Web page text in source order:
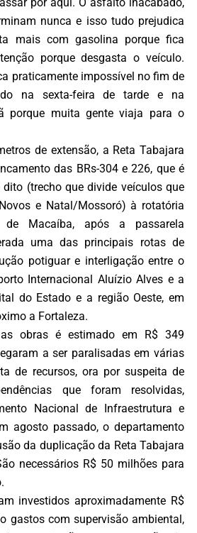
nunca e isso tudo prejudica
mais com gasolina porque fica
porque desgasta o veículo.
praticamente impossível no fim de
na sexta-feira de tarde e na
porque muita gente viaja para o
de extensão, a Reta Tabajara
das BRs-304 e 226, que é
(trecho que divide veículos que
e Natal/Mossoró) à rotatória
Macaíba, após a passarela
uma das principais rotas de
potiguar e interligação entre o
Internacional Aluízio Alves e a
do Estado e a região Oeste, em
a Fortaleza.
obras é estimado em R$ 349
a ser paralisadas em várias
de recursos, ora por suspeita de
que foram resolvidas,
Nacional de Infraestrutura e
agosto passado, o departamento
da duplicação da Reta Tabajara
necessários R$ 50 milhões para
investidos aproximadamente R$
gastos com supervisão ambiental,